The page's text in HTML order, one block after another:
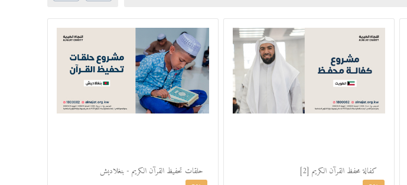
​ كفالة محفظ القرآن الكريم [2] حلقات تحفيظ القرآن الكريم - بنغلاديش